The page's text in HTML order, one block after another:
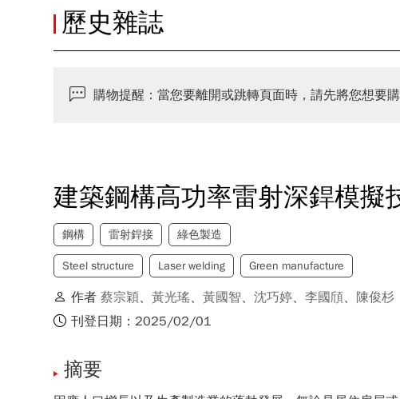
歷史雜誌
購物提醒：當您要離開或跳轉頁面時，請先將您想要
建築鋼構高功率雷射深銲模擬
鋼構 雷射銲接 綠色製造
Steel structure Laser welding Green manufacture
作者蔡宗穎、黃光瑤、黃國智、沈巧婷、李國頎、 陳俊杉
刊登日期：2025/02/01
摘要